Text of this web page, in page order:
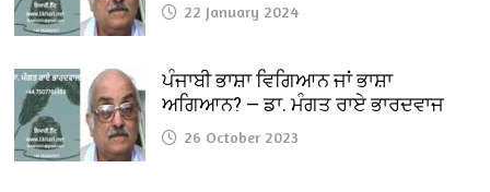
22 January 2024
ਪੰਜਾਬੀ ਭਾਸ਼ਾ ਵਿਗਿਆਨ ਜਾਂ ਭਾਸ਼ਾ
ਅਗਿਆਨ? — ਡਾ. ਮੰਗਤ ਰਾਏ ਭਾਰਦਵਾਜ
26 October 2023